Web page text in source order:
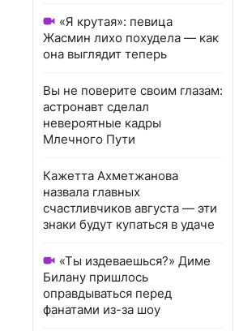
«Я крутая»: певица
Жасмин лихо похудела — как
она выглядит теперь
Вы не поверите своим глазам:
астронавт сделал
невероятные кадры
Млечного Пути
Кажетта Ахметжанова
назвала главных
счастливчиков августа — эти
знаки будут купаться в удаче
«Ты издеваешься?» Диме
Билану пришлось
оправдываться перед
фанатами из-за шоу